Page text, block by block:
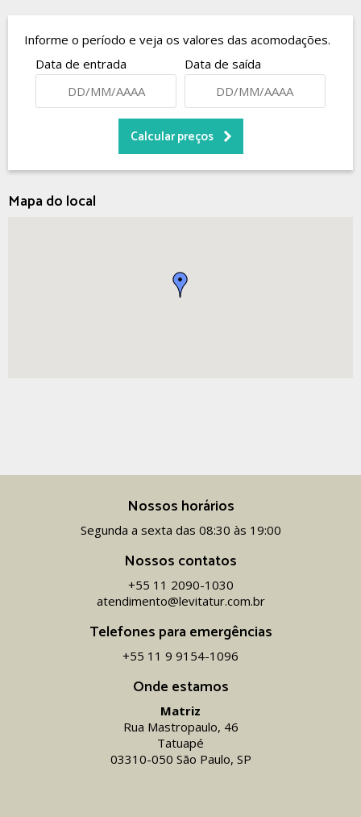
Informe o período e veja os valores das acomodações.
Data de entrada
Data de saída
Mapa do local
Onde estamos
Matriz
Rua Mastropaulo, 46
Tatuapé
03310-050 São Paulo, SP
Nossos horários
Segunda a sexta das 08:30 às 19:00
Nossos contatos
+55 11 2090-1030
atendimento@levitatur.com.br
Telefones para emergências
+55 11 9 9154-1096‬